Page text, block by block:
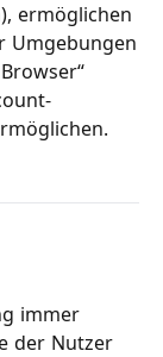
ermöglichen
Umgebungen
immer
der Nutzer